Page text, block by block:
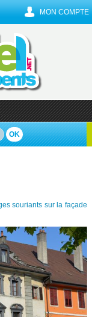
MON COMPTE
OK
souriants sur la façade